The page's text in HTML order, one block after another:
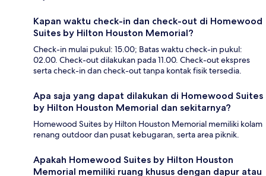
Kapan waktu check-in dan check-out di Homewood
Suites by Hilton Houston Memorial?
Check-in mulai pukul: 15.00; Batas waktu check-in pukul:
02.00. Check-out dilakukan pada 11.00. Check-out ekspres
serta check-in dan check-out tanpa kontak fisik tersedia.
Apa saja yang dapat dilakukan di Homewood Suites
by Hilton Houston Memorial dan sekitarnya?
Homewood Suites by Hilton Houston Memorial memiliki kolam
renang outdoor dan pusat kebugaran, serta area piknik.
Apakah Homewood Suites by Hilton Houston
Memorial memiliki ruang khusus dengan dapur atau